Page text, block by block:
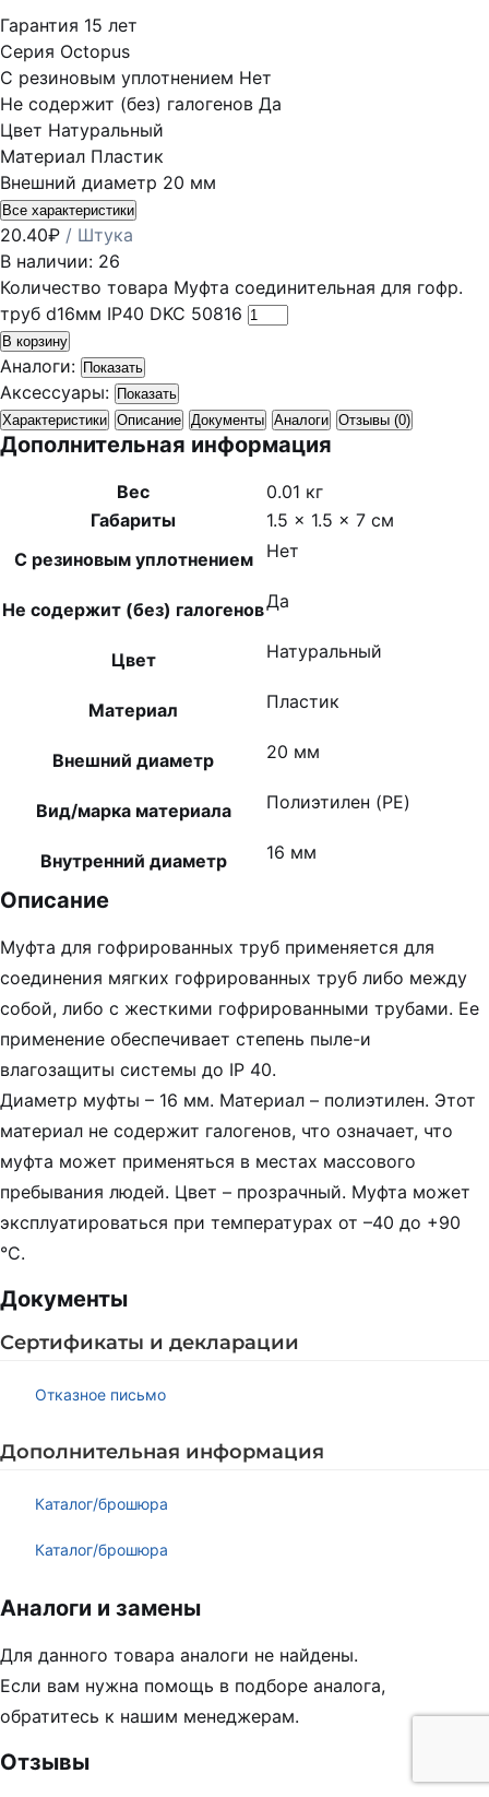
Гарантия 15 лет
Серия Octopus
С резиновым уплотнением Нет
Не содержит (без) галогенов Да
Цвет Натуральный
Материал Пластик
Внешний диаметр 20 мм
Все характеристики
20.40₽ / Штука
В наличии: 26
Количество товара Муфта соединительная для гофр.
труб d16мм IP40 DKC 50816
В корзину
Аналоги: Показать
Аксессуары: Показать
Характеристики Описание Документы Аналоги Отзывы (0)
Дополнительная информация
Вес
0.01 кг
Габариты
1.5 × 1.5 × 7 см
С резиновым уплотнением
Нет
Не содержит (без) галогеновДа
Цвет Натуральный
Материал Пластик
Внешний диаметр 20 мм
Вид/марка материала Полиэтилен (PE)
Внутренний диаметр 16 мм
Описание
Муфта для гофрированных труб применяется для
соединения мягких гофрированных труб либо между
собой, либо с жесткими гофрированными трубами. Ее
применение обеспечивает степень пыле-и
влагозащиты системы до IP 40.
Диаметр муфты – 16 мм. Материал – полиэтилен. Этот
материал не содержит галогенов, что означает, что
муфта может применяться в местах массового
пребывания людей. Цвет – прозрачный. Муфта может
эксплуатироваться при температурах от –40 до +90
°С.
Документы
Сертификаты и декларации
Отказное письмо
Дополнительная информация
Каталог/брошюра
Каталог/брошюра
Аналоги и замены
Для данного товара аналоги не найдены.
Если вам нужна помощь в подборе аналога,
обратитесь к нашим менеджерам.
Отзывы